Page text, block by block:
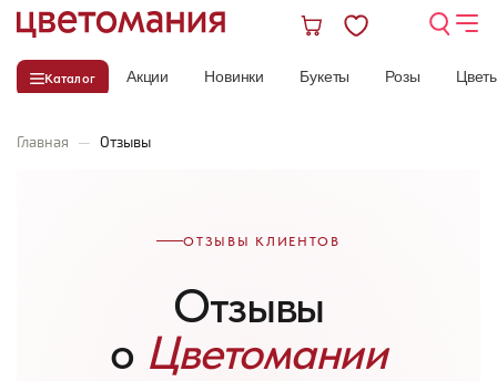
Каталог Акции Новинки Букеты Розы
Главная — Отзывы
ОТЗЫВЫ КЛИЕНТОВ
Отзывы
о Цветомании